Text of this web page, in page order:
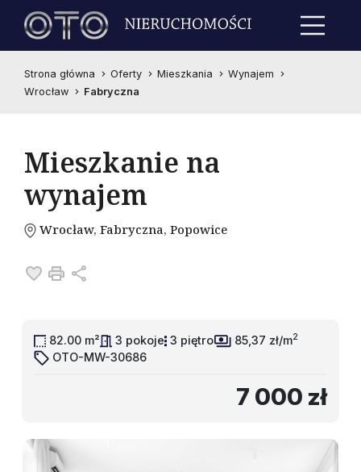
Strona główna Oferty Mieszkania
Wynajem
Wrocław
Fabryczna
Mieszkanie na
wynajem
Wrocław, Fabryczna, Popowice
Dodaj do ulubionych
Drukuj
82.00 m² 3 pokoje 3 piętro 85,37 zł/m2
OTO-MW-30686
7 000 zł